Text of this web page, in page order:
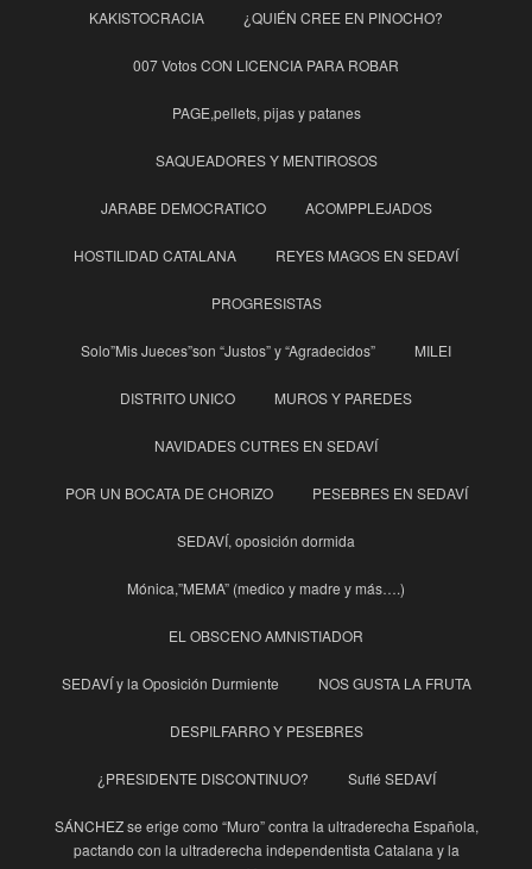
KAKISTOCRACIA ¿QUIÉN CREE EN PINOCHO?
007 Votos CON LICENCIA PARA ROBAR
PAGE,pellets, pijas y patanes
SAQUEADORES Y MENTIROSOS
JARABE DEMOCRATICO ACOMPPLEJADOS
HOSTILIDAD CATALANA REYES MAGOS EN SEDAVÍ
PROGRESISTAS
Solo”Mis Jueces”son “Justos” y “Agradecidos” MILEI
DISTRITO UNICO MUROS Y PAREDES
NAVIDADES CUTRES EN SEDAVÍ
POR UN BOCATA DE CHORIZO PESEBRES EN SEDAVÍ
SEDAVÍ, oposición dormida
Mónica,”MEMA” (medico y madre y más….)
EL OBSCENO AMNISTIADOR
SEDAVÍ y la Oposición Durmiente NOS GUSTA LA FRUTA
DESPILFARRO Y PESEBRES
¿PRESIDENTE DISCONTINUO? Suflé SEDAVÍ
SÁNCHEZ se erige como “Muro” contra la ultraderecha Española,
pactando con la ultraderecha independentista Catalana y la